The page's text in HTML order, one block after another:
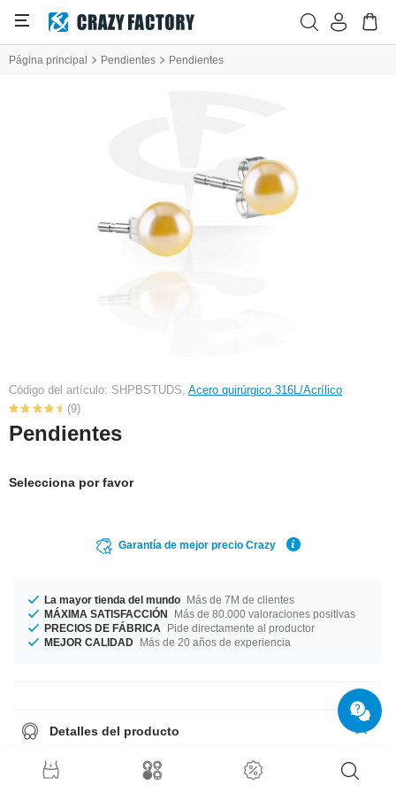
Página principal Pendientes Pendientes
Código del artículo: SHPBSTUDS, Acero quirúrgico 316L/Acrílico
(9)
Pendientes
Selecciona por favor
Garantía de mejor precio Crazy
La mayor tienda del mundo Más de 7M de clientes
MÁXIMA SATISFACCIÓN
Más de 80.000 valoraciones positivas
PRECIOS DE FÁBRICA
Pide directamente al productor
MEJOR CALIDAD Más de 20 años de experiencia
Detalles del producto